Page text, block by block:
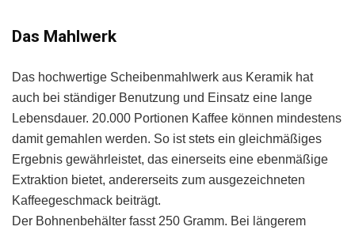
Das Mahlwerk
Das hochwertige Scheibenmahlwerk aus Keramik hat
auch bei ständiger Benutzung und Einsatz eine lange
Lebensdauer. 20.000 Portionen Kaffee können mindestens
damit gemahlen werden. So ist stets ein gleichmäßiges
Ergebnis gewährleistet, das einerseits eine ebenmäßige
Extraktion bietet, andererseits zum ausgezeichneten
Kaffeegeschmack beiträgt.
Der Bohnenbehälter fasst 250 Gramm. Bei längerem